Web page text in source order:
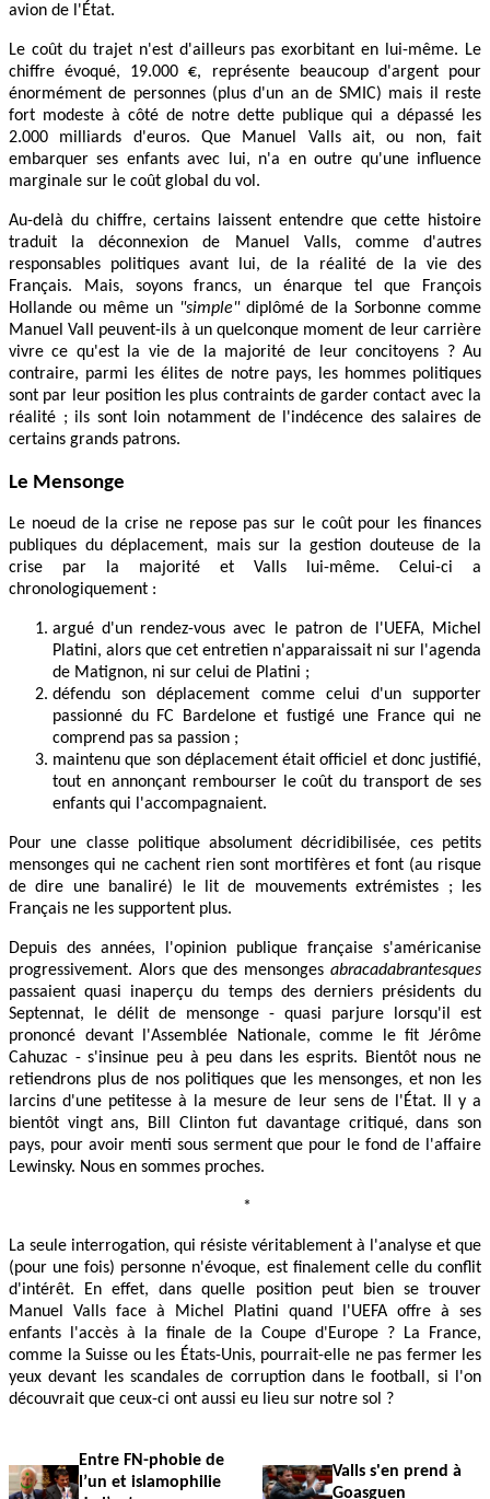
avion de l'État.
Le coût du trajet n'est d'ailleurs pas exorbitant en lui-même. Le
chiffre évoqué, 19.000 €, représente beaucoup d'argent pour
énormément de personnes (plus d'un an de SMIC) mais il reste
fort modeste à côté de notre dette publique qui a dépassé les
2.000 milliards d'euros. Que Manuel Valls ait, ou non, fait
embarquer ses enfants avec lui, n'a en outre qu'une influence
marginale sur le coût global du vol.
Au-delà du chiffre, certains laissent entendre que cette histoire
traduit la déconnexion de Manuel Valls, comme d'autres
responsables politiques avant lui, de la réalité de la vie des
Français. Mais, soyons francs, un énarque tel que François
Hollande ou même un "simple"diplômé de la Sorbonne comme
Manuel Vall peuvent-ils à un quelconque moment de leur carrière
vivre ce qu'est la vie de la majorité de leur concitoyens ? Au
contraire, parmi les élites de notre pays, les hommes politiques
sont par leur position les plus contraints de garder contact avec la
réalité ; ils sont loin notamment de l'indécence des salaires de
certains grands patrons.
Le Mensonge
Le noeud de la crise ne repose pas sur le coût pour les finances
publiques du déplacement, mais sur la gestion douteuse de la
crise par la majorité et Valls lui-même. Celui-ci a
chronologiquement :
argué d'un rendez-vous avec le patron de l'UEFA, Michel
Platini, alors que cet entretien n'apparaissait ni sur l'agenda
de Matignon, ni sur celui de Platini ;
défendu son déplacement comme celui d'un supporter
passionné du FC Bardelone et fustigé une France qui ne
comprend pas sa passion ;
maintenu que son déplacement était officiel et donc justifié,
tout en annonçant rembourser le coût du transport de ses
enfants qui l'accompagnaient.
Pour une classe politique absolument décridibilisée, ces petits
mensonges qui ne cachent rien sont mortifères et font (au risque
de dire une banaliré) le lit de mouvements extrémistes ; les
Français ne les supportent plus.
Depuis des années, l'opinion publique française s'américanise
progressivement. Alors que des mensonges abracadabrantesques
passaient quasi inaperçu du temps des derniers présidents du
Septennat, le délit de mensonge - quasi parjure lorsqu'il est
prononcé devant l'Assemblée Nationale, comme le fit Jérôme
Cahuzac - s'insinue peu à peu dans les esprits. Bientôt nous ne
retiendrons plus de nos politiques que les mensonges, et non les
larcins d'une petitesse à la mesure de leur sens de l'État. Il y a
bientôt vingt ans, Bill Clinton fut davantage critiqué, dans son
pays, pour avoir menti sous serment que pour le fond de l'affaire
Lewinsky. Nous en sommes proches.
*
La seule interrogation, qui résiste véritablement à l'analyse et que
(pour une fois) personne n'évoque, est finalement celle du conflit
d'intérêt. En effet, dans quelle position peut bien se trouver
Manuel Valls face à Michel Platini quand l'UEFA offre à ses
enfants l'accès à la finale de la Coupe d'Europe ? La France,
comme la Suisse ou les États-Unis, pourrait-elle ne pas fermer les
yeux devant les scandales de corruption dans le football, si l'on
découvrait que ceux-ci ont aussi eu lieu sur notre sol ?
Entre FN-phobie de
l’un et islamophilie
Valls s'en prend à
Goasguen